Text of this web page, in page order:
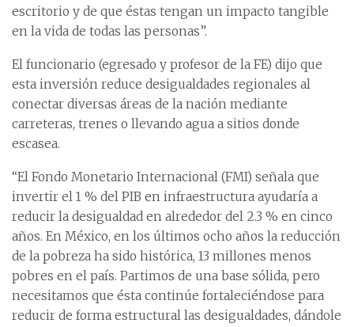
escritorio y de que éstas tengan un impacto tangible
en la vida de todas las personas”.
El funcionario (egresado y profesor de la FE) dijo que
esta inversión reduce desigualdades regionales al
conectar diversas áreas de la nación mediante
carreteras, trenes o llevando agua a sitios donde
escasea.
“El Fondo Monetario Internacional (FMI) señala que
invertir el 1 % del PIB en infraestructura ayudaría a
reducir la desigualdad en alrededor del 2.3 % en cinco
años. En México, en los últimos ocho años la reducción
de la pobreza ha sido histórica, 13 millones menos
pobres en el país. Partimos de una base sólida, pero
necesitamos que ésta continúe fortaleciéndose para
reducir de forma estructural las desigualdades, dándole